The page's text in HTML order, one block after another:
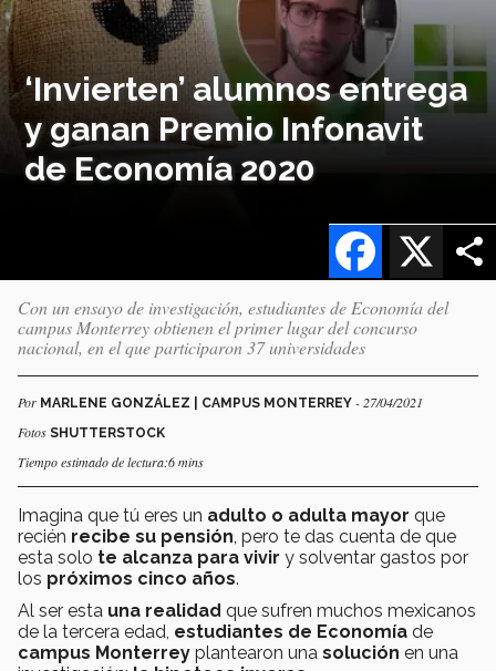
‘Invierten’ alumnos entrega
y ganan Premio Infonavit
de Economía 2020
X
Facebook
Con un ensayo de investigación, estudiantes de Economía del
campus Monterrey obtienen el primer lugar del concurso
nacional, en el que participaron 37 universidades
Por MARLENE GONZÁLEZ | CAMPUS MONTERREY - 27/04/2021
Fotos SHUTTERSTOCK
Tiempo estimado de lectura:6 mins
Imagina que tú eres un adulto o adulta mayor que
recién recibe su pensión , pero te das cuenta de que
esta solo te alcanza para vivir y solventar gastos por
los próximos cinco años.
Al ser esta una realidad que sufren muchos mexicanos
de la tercera edad, estudiantes de Economía de
campus Monterrey plantearon una solución en una